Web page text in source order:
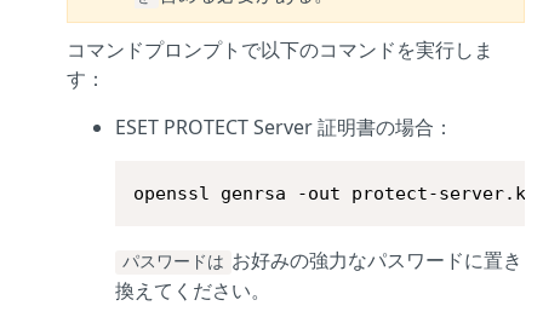
コマンドプロンプトで以下のコマンドを実行しま
す：
ESET PROTECT Server 証明書の場合：
openssl genrsa -out protect-
パスワードは お好みの強力なパスワードに置き
換えてください。